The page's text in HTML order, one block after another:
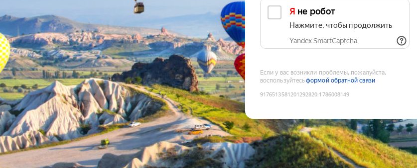
Я не робот
Нажмите, чтобы продолжить
Yandex SmartCaptcha
Если у вас возникли проблемы, пожалуйста,
воспользуйтесьформой обратной связи
9176513581201292820:1786008149